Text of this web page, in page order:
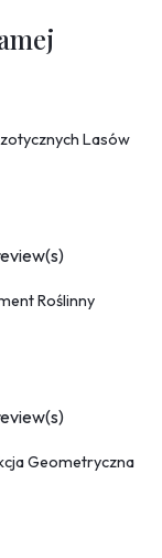
Lasów
Roślinny
Geometryczna